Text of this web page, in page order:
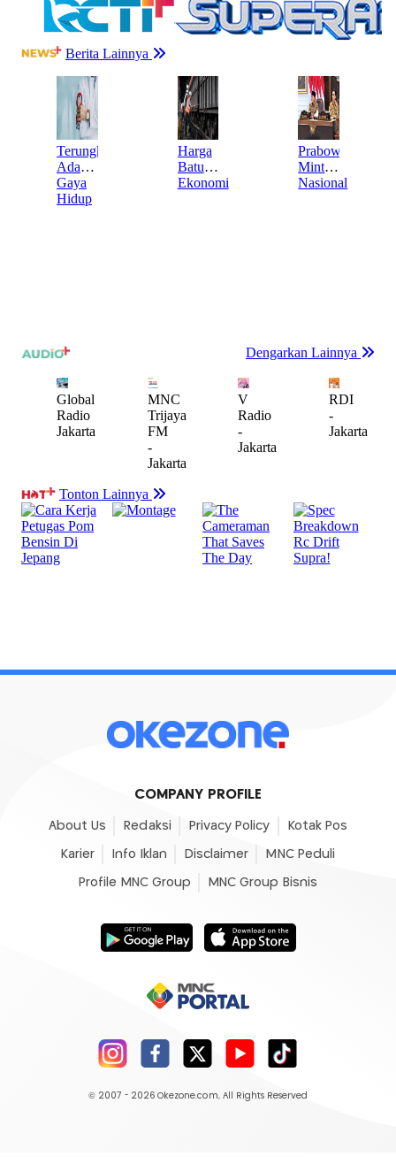
COMPANY PROFILE
About Us Redaksi Privacy Policy Kotak Pos
Karier Info Iklan Disclaimer MNC Peduli
Profile MNC Group MNC Group Bisnis
© 2007 - 2026 Okezone.com, All Rights Reserved